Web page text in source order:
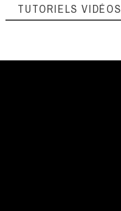
TUTORIELS VIDÉOS